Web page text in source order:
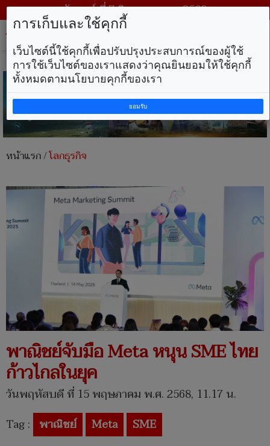
วันศุกร์ ที่ 7 สิงหาคม พ.ศ. 2569
หน้าแรก/โลกธุรกิจ
พาณิชย์จับมือ Meta หนุน SME ไทย
ก้าวไกลในยุค
วันพฤหัสบดี ที่ 15 พฤษภาคม พ.ศ. 2568, 11.17 น.
Tag : พาณิชย์ Meta SME
การเก็บและใช้คุกกี้
เว็บไซต์นี้ใช้คุกกี้เพื่อปรับปรุงประสบการณ์ของผู้ใช้
การใช้เว็บไซต์ของเราแสดงว่าคุณยินยอมให้ใช้คุกกี้
ทั้งหมดตามนโยบายคุกกี้ของเรา
ยอมรับ